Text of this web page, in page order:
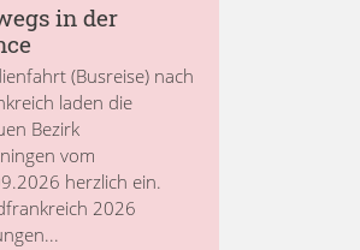
in der
(Busreise) nach
laden die
Bezirk
vom
herzlich ein.
2026